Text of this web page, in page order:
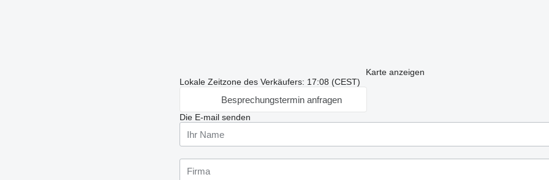
Karte anzeigen
Lokale Zeitzone des Verkäufers: 17:08 (CEST)
Besprechungstermin anfragen
Die E-mail senden